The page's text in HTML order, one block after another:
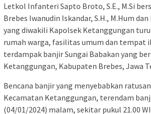
Letkol Infanteri Sapto Broto, S.E., M.Si
Brebes Iwanudin Iskandar, S.H., M.Hum
yang diwakili Kapolsek Ketanggungan
rumah warga, fasilitas umum dan tempat
terdampak banjir Sungai Babakan yang
Ketanggungan, Kabupaten Brebes, Jawa
Bencana banjir yang menyebabkan
Kecamatan Ketanggungan, terendam
(04/01/2024) malam, sekitar pukul 21.00